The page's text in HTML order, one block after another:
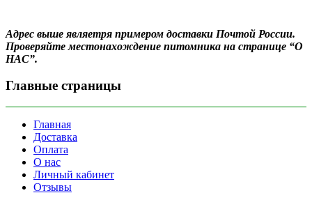
Адрес выше являетря примером доставки Почтой России.
Проверяйте местонахождение питомника на странице “О
НАС”.
Главные страницы
Главная
Доставка
Оплата
О нас
Личный кабинет
Отзывы